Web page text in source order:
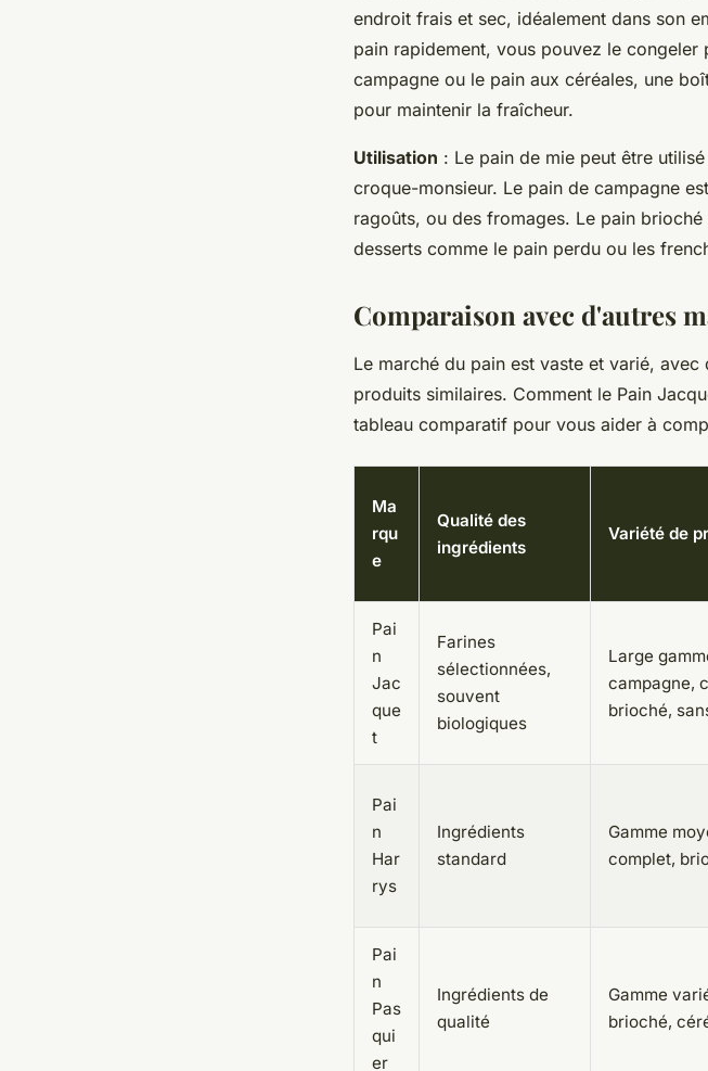
endroit frais et sec, idéalement dans son
pain rapidement, vous pouvez le
campagne ou le pain aux céréales, une
pour maintenir la fraîcheur.
Utilisation : Le pain de mie peut être
croque-monsieur. Le pain de campagne
ragoûts, ou des fromages. Le pain
desserts comme le pain perdu ou les
Comparaison avec d'autres
Le marché du pain est vaste et varié,
produits similaires. Comment le Pain
tableau comparatif pour vous aider à
Ma
rqu
e
Qualité des
ingrédients
Variété de
Pai
n
Jac
que
t
Farines
sélectionnées,
souvent
biologiques
Large
campagne,
brioché,
Pai
n
Har
rys
Ingrédients
standard
Gamme
complet,
Pai
n
Pas
qui
er
Ingrédients de
qualité
Gamme
brioché,